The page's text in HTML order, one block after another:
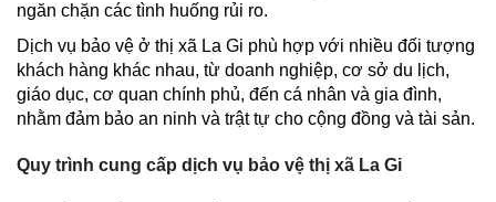
ngăn chặn các tình huống rủi ro.
Dịch vụ bảo vệ ở thị xã La Gi phù hợp với nhiều đối tượng
khách hàng khác nhau, từ doanh nghiệp, cơ sở du lịch,
giáo dục, cơ quan chính phủ, đến cá nhân và gia đình,
nhằm đảm bảo an ninh và trật tự cho cộng đồng và tài sản.
Quy trình cung cấp dịch vụ bảo vệ thị xã La Gi